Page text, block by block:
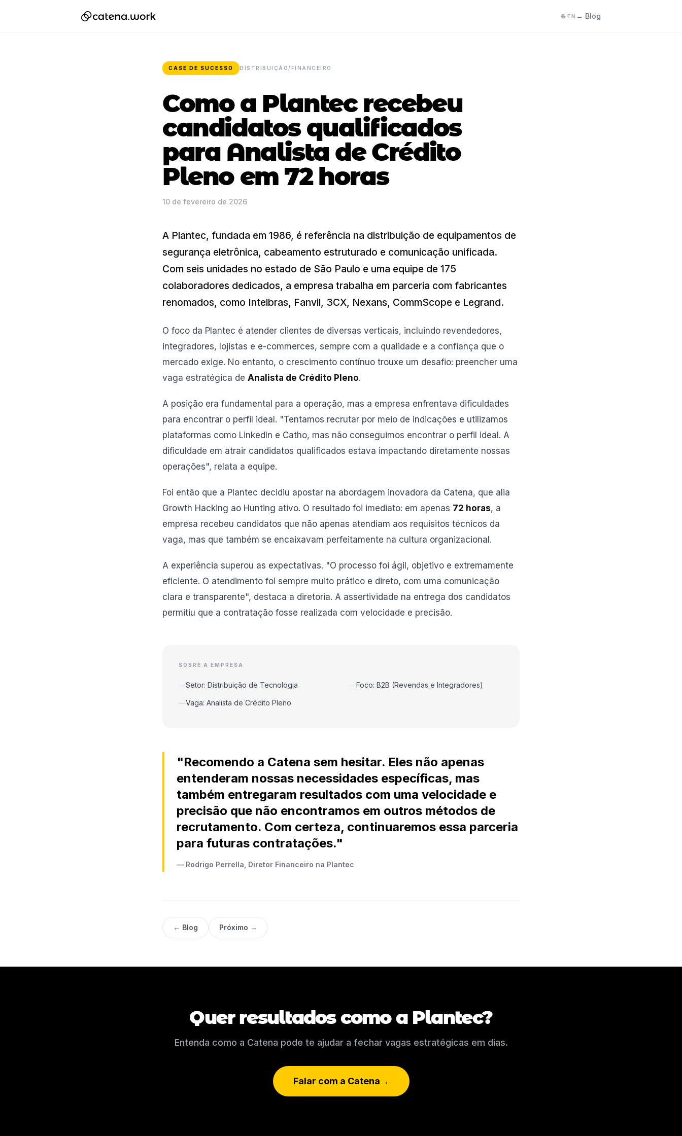
🌐 EN ← Blog
CASE DE SUCESSO DISTRIBUIÇÃO/FINANCEIRO
Como a Plantec recebeu
candidatos qualificados
para Analista de Crédito
Pleno em 72 horas
10 de fevereiro de 2026
A Plantec, fundada em 1986, é referência na distribuição de equipamentos de
segurança eletrônica, cabeamento estruturado e comunicação unificada.
Com seis unidades no estado de São Paulo e uma equipe de 175
colaboradores dedicados, a empresa trabalha em parceria com fabricantes
renomados, como Intelbras, Fanvil, 3CX, Nexans, CommScope e Legrand.
O foco da Plantec é atender clientes de diversas verticais, incluindo revendedores,
integradores, lojistas e e-commerces, sempre com a qualidade e a confiança que o
mercado exige. No entanto, o crescimento contínuo trouxe um desafio: preencher uma
vaga estratégica de Analista de Crédito Pleno.
A posição era fundamental para a operação, mas a empresa enfrentava dificuldades
para encontrar o perfil ideal. "Tentamos recrutar por meio de indicações e utilizamos
plataformas como LinkedIn e Catho, mas não conseguimos encontrar o perfil ideal. A
dificuldade em atrair candidatos qualificados estava impactando diretamente nossas
operações", relata a equipe.
Foi então que a Plantec decidiu apostar na abordagem inovadora da Catena, que alia
Growth Hacking ao Hunting ativo. O resultado foi imediato: em apenas 72 horas, a
empresa recebeu candidatos que não apenas atendiam aos requisitos técnicos da
vaga, mas que também se encaixavam perfeitamente na cultura organizacional.
A experiência superou as expectativas. "O processo foi ágil, objetivo e extremamente
eficiente. O atendimento foi sempre muito prático e direto, com uma comunicação
clara e transparente", destaca a diretoria. A assertividade na entrega dos candidatos
permitiu que a contratação fosse realizada com velocidade e precisão.
SOBRE A EMPRESA
—Setor: Distribuição de Tecnologia —Foco: B2B (Revendas e Integradores)
—Vaga: Analista de Crédito Pleno
"Recomendo a Catena sem hesitar. Eles não apenas
entenderam nossas necessidades específicas, mas
também entregaram resultados com uma velocidade e
precisão que não encontramos em outros métodos de
recrutamento. Com certeza, continuaremos essa parceria
para futuras contratações."
— Rodrigo Perrella, Diretor Financeiro na Plantec
← Blog Próximo →
Quer resultados como a Plantec?
Entenda como a Catena pode te ajudar a fechar vagas estratégicas em dias.
Falar com a Catena→